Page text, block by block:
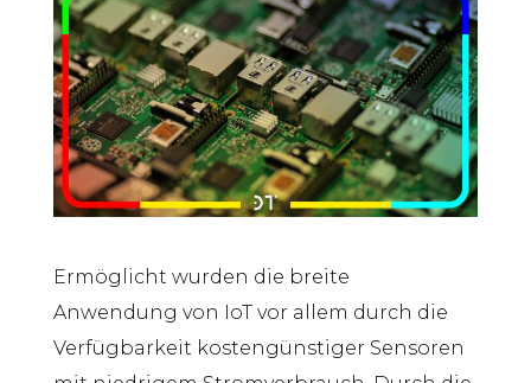
Ermöglicht wurden die breite
Anwendung von IoT vor allem durch die
Verfügbarkeit kostengünstiger Sensoren